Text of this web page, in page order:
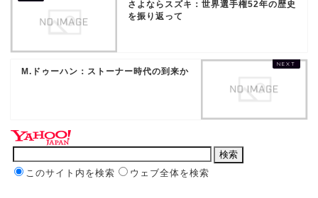
さよならスズキ：世界選手権52年の歴史
を振り返って
M.ドゥーハン：ストーナー時代の到来か
このサイト内を検索 ウェブ全体を検索